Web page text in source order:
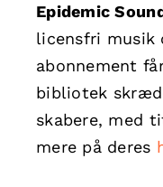
Epidemic
licensfri musik
abonnement
bibliotek
skabere, med
mere på deres